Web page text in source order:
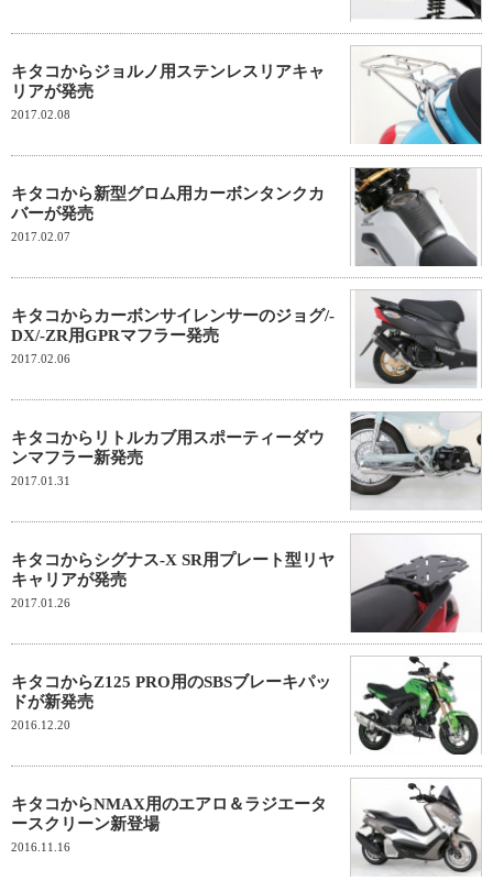
キタコからジョルノ用ステンレスリアキャ
リアが発売
2017.02.08
キタコから新型グロム用カーボンタンクカ
バーが発売
2017.02.07
キタコからカーボンサイレンサーのジョグ/-
DX/-ZR用GPRマフラー発売
2017.02.06
キタコからリトルカブ用スポーティーダウ
ンマフラー新発売
2017.01.31
キタコからシグナス-X SR用プレート型リヤ
キャリアが発売
2017.01.26
キタコからZ125 PRO用のSBSブレーキパッ
ドが新発売
2016.12.20
キタコからNMAX用のエアロ＆ラジエータ
ースクリーン新登場
2016.11.16